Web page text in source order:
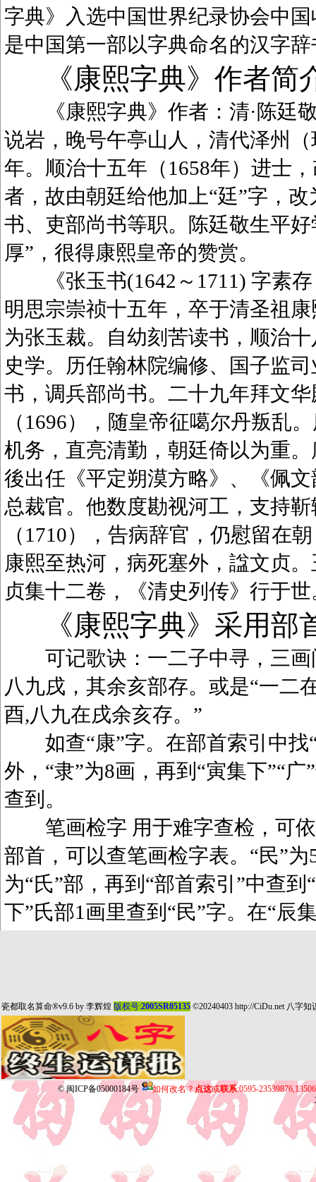
字典》入选中国世界纪录协会中
是中国第一部以字典命名的汉字辞
《康熙字典》作者简
《康熙字典》作者：清·陈廷敬
说岩，晚号午亭山人，清代泽州
年。顺治十五年（1658年）进士
者，故由朝廷给他加上“廷”字，
书、吏部尚书等职。陈廷敬生平
厚”，很得康熙皇帝的赞赏。
《张玉书(1642～1711) 字素存
明思宗崇祯十五年，卒于清圣祖
为张玉裁。自幼刻苦读书，顺治
史学。历任翰林院编修、国子监
书，调兵部尚书。二十九年拜文
（1696），随皇帝征噶尔丹叛乱
机务，直亮清勤，朝廷倚以为重
後出任《平定朔漠方略》、《佩
总裁官。他数度勘视河工，支持
（1710），告病辞官，仍慰留在
康熙至热河，病死塞外，諡文贞
贞集十二卷，《清史列传》行于世
《康熙字典》采用
可记歌诀：一二子中寻，三画
八九戌，其余亥部存。或是“一二
酉,八九在戌余亥存。”
如查“康”字。在部首索引中找“
外，“隶”为8画，再到“寅集下”“
查到。
笔画检字 用于难字查检，可依
部首，可以查笔画检字表。“民”
为“氏”部，再到“部首索引”中查到
下”氏部1画里查到“民”字。在“辰
瓷都取名算命®v9.6 by 李辉煌 版权号:2005SR05135 ©20240403 http://CiDu.net 八字知
© 闽ICP备05000184号 如何改名？ 点这或联系:0595-